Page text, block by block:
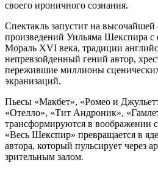
своего ироничного сознания.
Спектакль запустит на высочайшей
произведений Уильяма Шекспира
Мораль XVI века, традиции
непревзойденный гений автор,
пережившие миллионы
экранизаций.
Пьесы «Макбет», «Ромео и
«Отелло», «Тит Андроник»,
трансформируются в воображении
«Весь Шекспир» превращается в
автора, который пульсирует через
зрительным залом.